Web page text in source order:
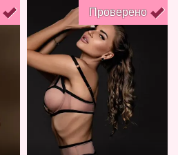
Проверено